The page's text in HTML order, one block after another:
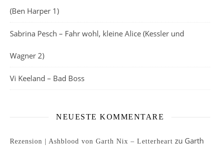
(Ben Harper 1)
Sabrina Pesch – Fahr wohl, kleine Alice (Kessler und
Wagner 2)
Vi Keeland – Bad Boss
NEUESTE KOMMENTARE
Rezension | Ashblood von Garth Nix – Letterheart zu Garth